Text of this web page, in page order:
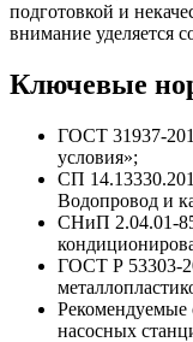
подготовкой и
внимание уделяется
Ключевые
ГОСТ 31937-
условия»;
СП
Водопровод и
СНиП 2.04.01-
ГОСТ Р 53303-
Рекомендуемые
насосных